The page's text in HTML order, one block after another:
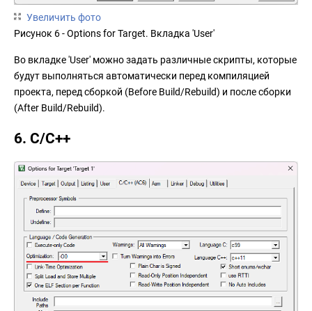
Увеличить фото
Рисунок 6 - Options for Target. Вкладка 'User'
Во вкладке 'User' можно задать различные скрипты, которые
будут выполняться автоматически перед компиляцией
проекта, перед сборкой (Before Build/Rebuild) и после сборки
(After Build/Rebuild).
6. C/C++